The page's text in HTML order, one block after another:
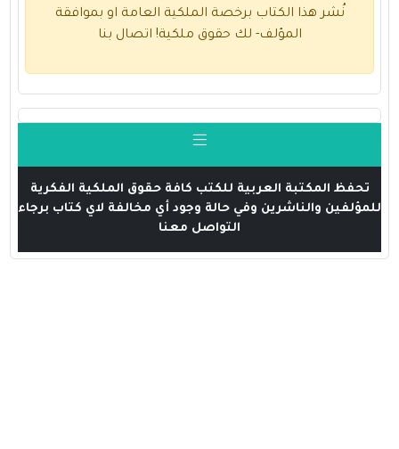
نُشر هذا الكتاب برخصة الملكية العامة او بموافقة
المؤلف- لك حقوق ملكية! اتصال بنا
تحفظ المكتبة العربية للكتب كافة حقوق الملكية الفكرية
للمؤلفين والناشرين وفي حالة وجود أي مخالفة لاي كتاب برجاء
التواصل معنا